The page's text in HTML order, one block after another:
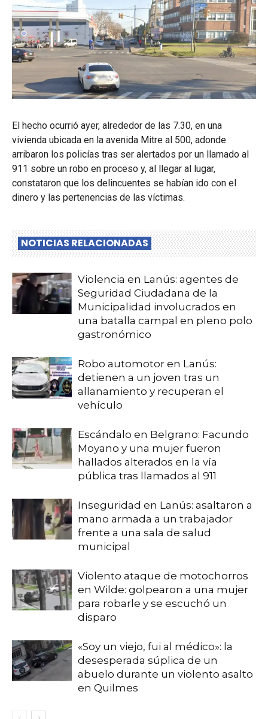
El hecho ocurrió ayer, alrededor de las 7.30, en una
vivienda ubicada en la avenida Mitre al 500, adonde
arribaron los policías tras ser alertados por un llamado al
911 sobre un robo en proceso y, al llegar al lugar,
constataron que los delincuentes se habían ido con el
dinero y las pertenencias de las víctimas.
NOTICIAS RELACIONADAS
Violencia en Lanús: agentes de
Seguridad Ciudadana de la
Municipalidad involucrados en
una batalla campal en pleno polo
gastronómico
Robo automotor en Lanús:
detienen a un joven tras un
allanamiento y recuperan el
vehículo
Escándalo en Belgrano: Facundo
Moyano y una mujer fueron
hallados alterados en la vía
pública tras llamados al 911
Inseguridad en Lanús: asaltaron a
mano armada a un trabajador
frente a una sala de salud
municipal
Violento ataque de motochorros
en Wilde: golpearon a una mujer
para robarle y se escuchó un
disparo
«Soy un viejo, fui al médico»: la
desesperada súplica de un
abuelo durante un violento asalto
en Quilmes